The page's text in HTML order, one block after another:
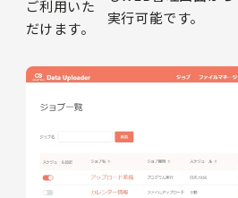
ご利⽤いた
だけます。
実⾏可能です。